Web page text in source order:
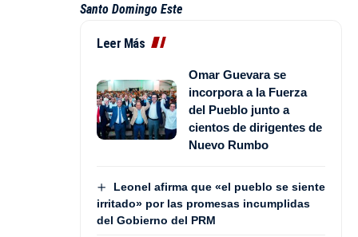
Santo Domingo Este
Leer Más
Omar Guevara se
incorpora a la Fuerza
del Pueblo junto a
cientos de dirigentes de
Nuevo Rumbo
Leonel afirma que «el pueblo se siente
irritado» por las promesas incumplidas
del Gobierno del PRM